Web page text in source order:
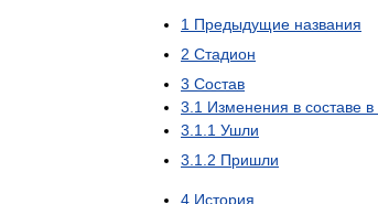
1 Предыдущие названия
2 Стадион
3 Состав
3 1 Изменения в составе в
3 1 1 Ушли
3 1 2 Пришли
4 История